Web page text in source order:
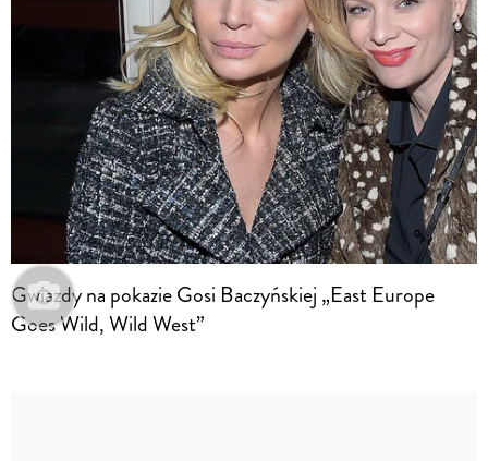
Gwiazdy na pokazie Gosi Baczyńskiej „East Europe
Goes Wild, Wild West”